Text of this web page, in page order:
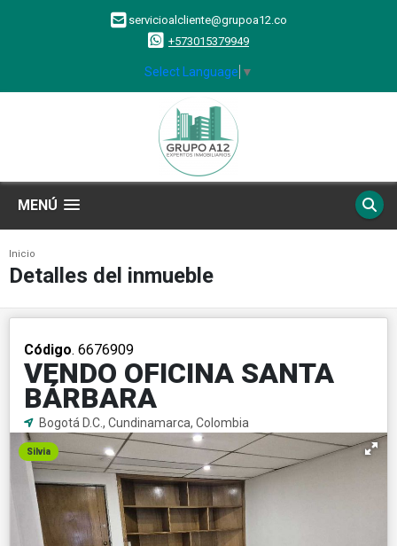
servicioalcliente@grupoa12.co
+573015379949
Select Language ▼
MENÚ
Inicio
Detalles del inmueble
Código. 6676909
VENDO OFICINA SANTA
BÁRBARA
Bogotá D.C., Cundinamarca, Colombia
Silvia